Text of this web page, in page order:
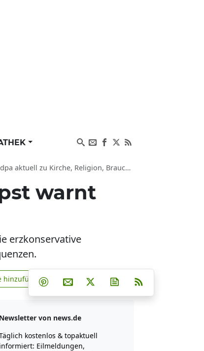
Kirche, Religion, Brauchtum und Papst
warnt
erzkonservative
zu Google hinzufügen
hinzufügen Teilen auf Facebook
Teilen auf Whatsapp
Teilen auf Telegram
Teilen auf Pinterest
Per E-Mail teilen
Post auf XNewsletter
Newsletter von news.de
kostenlos & topaktuell
informiert: Eilmeldungen,